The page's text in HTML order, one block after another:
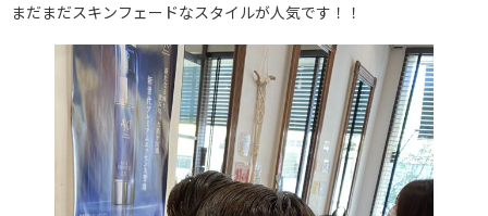
まだまだスキンフェードなスタイルが人気です！！